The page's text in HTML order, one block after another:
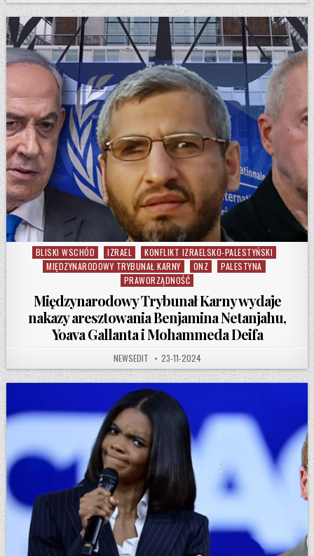
Posted in
BLISKI WSCHÓD IZRAEL
KONFLIKT IZRAELSKO-PALESTYŃSKI
MIĘDZYNARODOWY TRYBUNAŁ KARNY
ONZ
PALESTYNA
PRAWORZĄDNOŚĆ
Międzynarodowy Trybunał Karny wydaje
nakazy aresztowania Benjamina Netanjahu,
Yoava Gallanta i Mohammeda Deifa
AUTHOR:
NEWSEDIT PUBLISHED DATE:
23-11-2024